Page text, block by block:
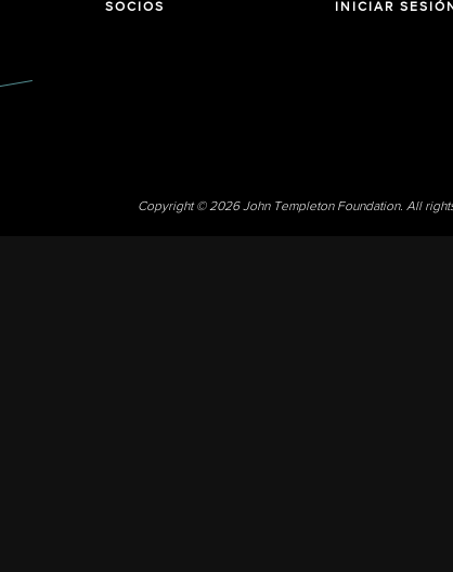
SOCIOS INICIAR SESIÓN
Copyright © 2026 John Templeton Foundation. All